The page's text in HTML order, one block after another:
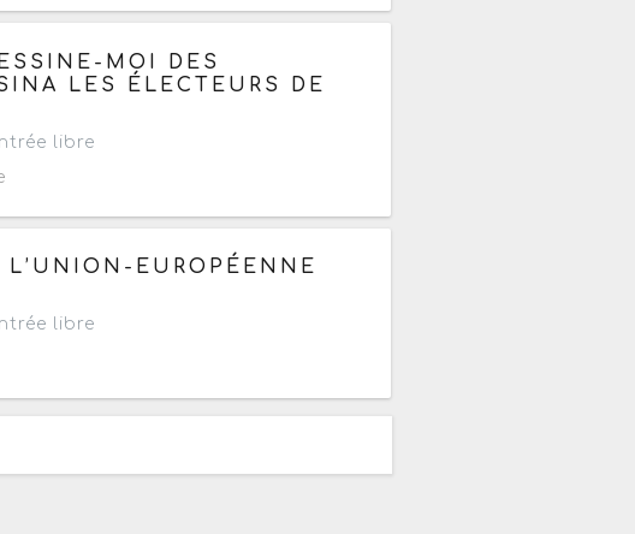
à 18h
MOI DES
LES ÉLECTEURS DE
libre
à 18h
EUROPÉENNE
libre